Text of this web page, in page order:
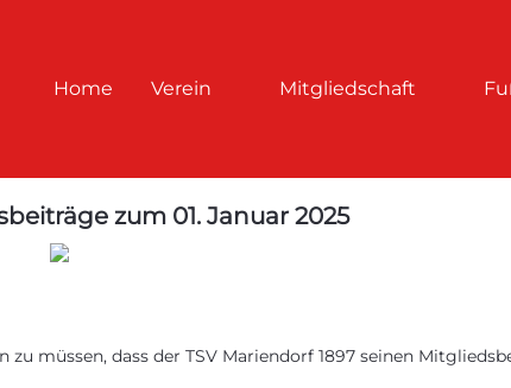
Home Verein Mitgliedschaft
zum 01. Januar 2025
müssen, dass der TSV Mariendorf 1897 seinen